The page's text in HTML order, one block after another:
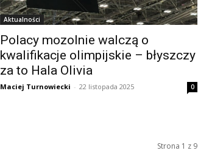
Aktualności
Polacy mozolnie walczą o
kwalifikacje olimpijskie – błyszczy
za to Hala Olivia
Maciej Turnowiecki - 22 listopada 2025 0
Strona 1 z 9